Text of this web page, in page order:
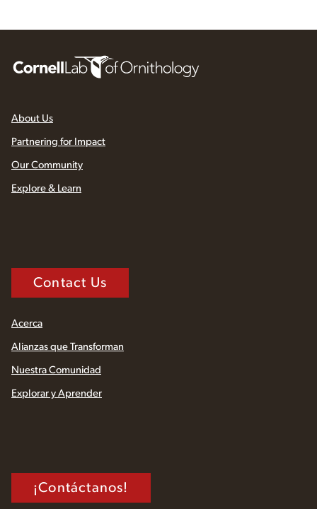
About Us
Partnering for Impact
Our Community
Explore & Learn
Contact Us
Acerca
Alianzas que Transforman
Nuestra Comunidad
Explorar y Aprender
¡Contáctanos!